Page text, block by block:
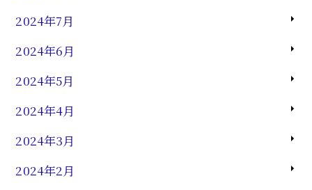
2024年7月
2024年6月
2024年5月
2024年4月
2024年3月
2024年2月